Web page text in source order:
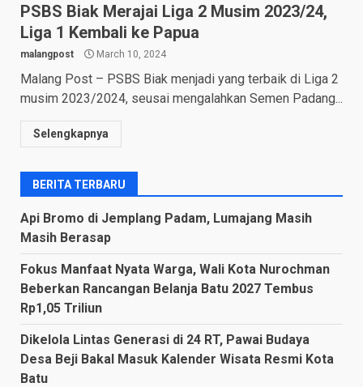
PSBS Biak Merajai Liga 2 Musim 2023/24,
Liga 1 Kembali ke Papua
malangpost March 10, 2024
Malang Post – PSBS Biak menjadi yang terbaik di Liga 2
musim 2023/2024, seusai mengalahkan Semen Padang...
Selengkapnya
BERITA TERBARU
Api Bromo di Jemplang Padam, Lumajang Masih
Masih Berasap
Fokus Manfaat Nyata Warga, Wali Kota Nurochman
Beberkan Rancangan Belanja Batu 2027 Tembus
Rp1,05 Triliun
Dikelola Lintas Generasi di 24 RT, Pawai Budaya
Desa Beji Bakal Masuk Kalender Wisata Resmi Kota
Batu